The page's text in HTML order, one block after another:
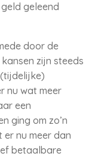
geleend
door de
zijn steeds
nu wat meer
een
ging om zo’n
nu meer dan
betaalbare